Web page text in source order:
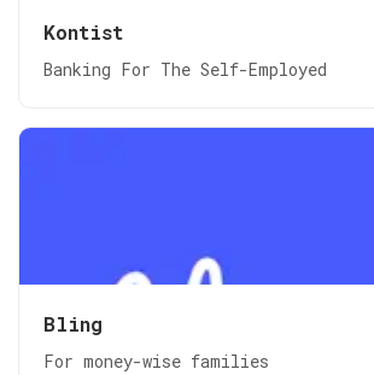
Kontist
Banking For The Self-Employed
Bling
For money-wise families